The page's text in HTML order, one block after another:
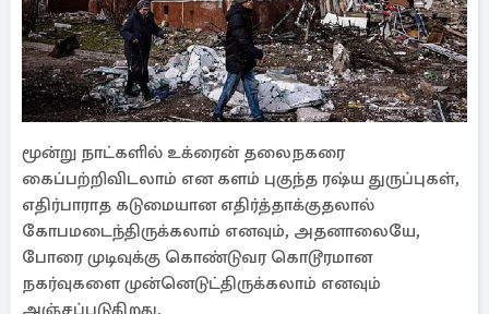
மூன்று நாட்களில் உக்ரைன் தலைநகரை
கைப்பற்றிவிடலாம் என களம் புகுந்த ரஷ்ய துருப்புகள்,
எதிர்பாராத கடுமையான எதிர்த்தாக்குதலால்
கோபமடைந்திருக்கலாம் எனவும், அதனாலையே,
போரை முடிவுக்கு கொண்டுவர கொடூரமான
நகர்வுகளை முன்னெடுட்திருக்கலாம் எனவும்
அஞ்சப்படுகிறது.